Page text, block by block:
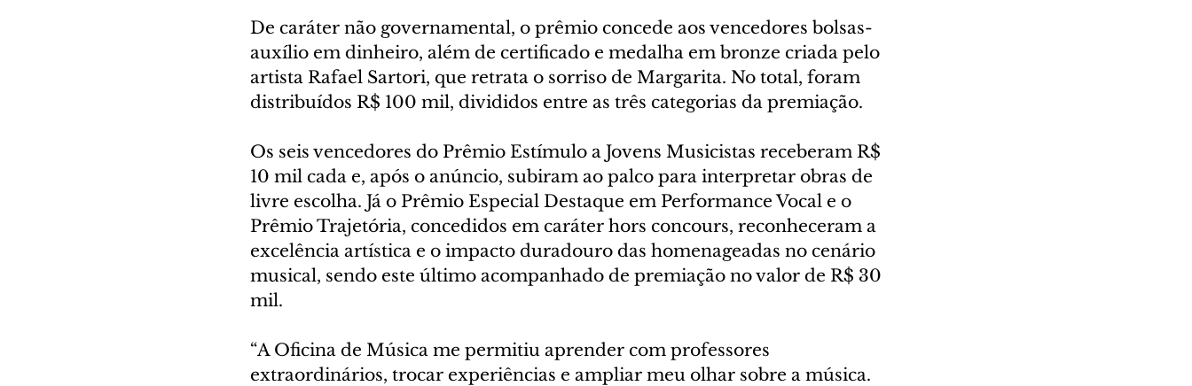
De caráter não governamental, o prêmio concede aos vencedores bolsas-
auxílio em dinheiro, além de certificado e medalha em bronze criada pelo
artista Rafael Sartori, que retrata o sorriso de Margarita. No total, foram
distribuídos R$ 100 mil, divididos entre as três categorias da premiação.
Os seis vencedores do Prêmio Estímulo a Jovens Musicistas receberam R$
10 mil cada e, após o anúncio, subiram ao palco para interpretar obras de
livre escolha. Já o Prêmio Especial Destaque em Performance Vocal e o
Prêmio Trajetória, concedidos em caráter hors concours, reconheceram a
excelência artística e o impacto duradouro das homenageadas no cenário
musical, sendo este último acompanhado de premiação no valor de R$ 30
mil.
“A Oficina de Música me permitiu aprender com professores
extraordinários, trocar experiências e ampliar meu olhar sobre a música.